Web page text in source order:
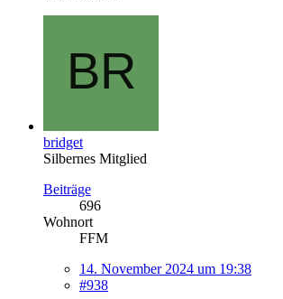
bridget
Silbernes Mitglied
Beiträge
696
Wohnort
FFM
14. November 2024 um 19:38
#938